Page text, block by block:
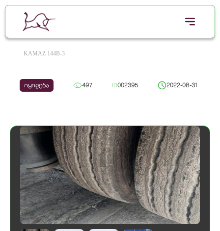
KAMAZ 144B-3
იყიდება 497 ID002395 2022-08-31